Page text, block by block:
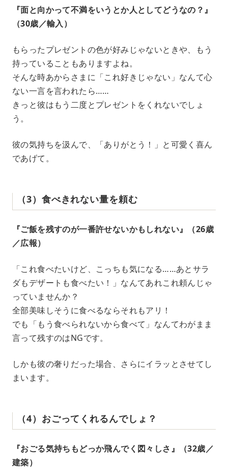
『面と向かって不満をいうとか人としてどうなの？』
（30歳／輸入）
もらったプレゼントの色が好みじゃないときや、もう
持っていることもありますよね。
そんな時あからさまに「これ好きじゃない」なんて心
ない一言を言われたら……
きっと彼はもう二度とプレゼントをくれないでしょ
う。
彼の気持ちを汲んで、「ありがとう！」と可愛く喜ん
であげて。
（3）食べきれない量を頼む
『ご飯を残すのが一番許せないかもしれない』（26歳
／広報）
「これ食べたいけど、こっちも気になる……あとサラ
ダもデザートも食べたい！」なんてあれこれ頼んじゃ
っていませんか？
全部美味しそうに食べるならそれもアリ！
でも「もう食べられないから食べて」なんてわがまま
言って残すのはNGです。
しかも彼の奢りだった場合、さらにイラッとさせてし
まいます。
（4）おごってくれるんでしょ？
『おごる気持ちもどっか飛んでく図々しさ』（32歳／
建築）